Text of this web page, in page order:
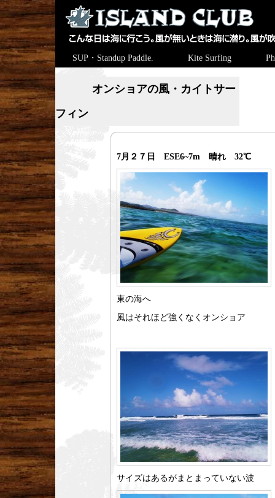
SUP・Standup Paddle. Kite Surfing
オンショアの風・カイトサー
フィン
7月２７日 ESE6~7m 晴れ 32℃
東の海へ
風はそれほど強くなくオンショア
サイズはあるがまとまっていない波